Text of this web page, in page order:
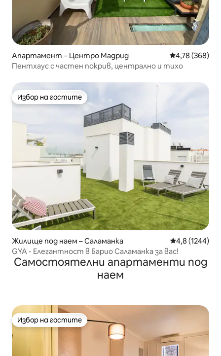
Апартамент – Центро Мадрид Средна
4,78 (368)
Пентхаус с частен покрив, централно и тихо
Избор на гостите
Избор на гостите
Жилище под наем – Саламанка Средна
4,8 (1244)
GYA - Елегантност в Барио Саламанка за вас!
Самостоятелни апартаменти под
наем
Избор на гостите
Избор на гостите